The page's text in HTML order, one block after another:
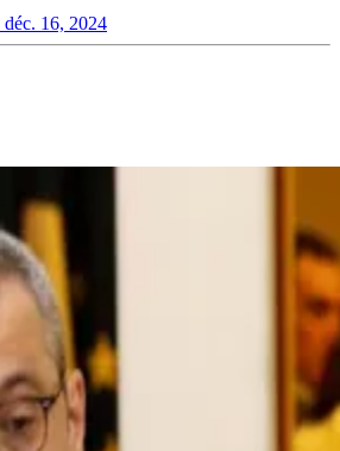
déc. 16, 2024